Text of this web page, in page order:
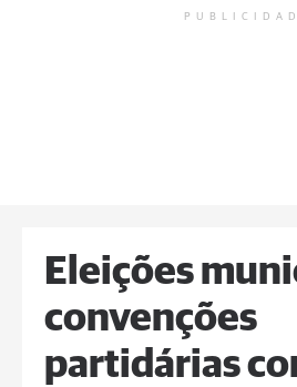
Eleições
convenções
partidárias